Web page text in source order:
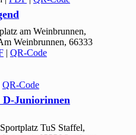
am Weinbrunnen,
Weinbrunnen, 66333
| QR-Code
QR-Code
Juniorinnen
TuS Staffel,